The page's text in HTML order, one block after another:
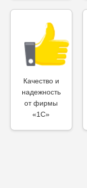
Качество и
надежность
от фирмы
«1С»